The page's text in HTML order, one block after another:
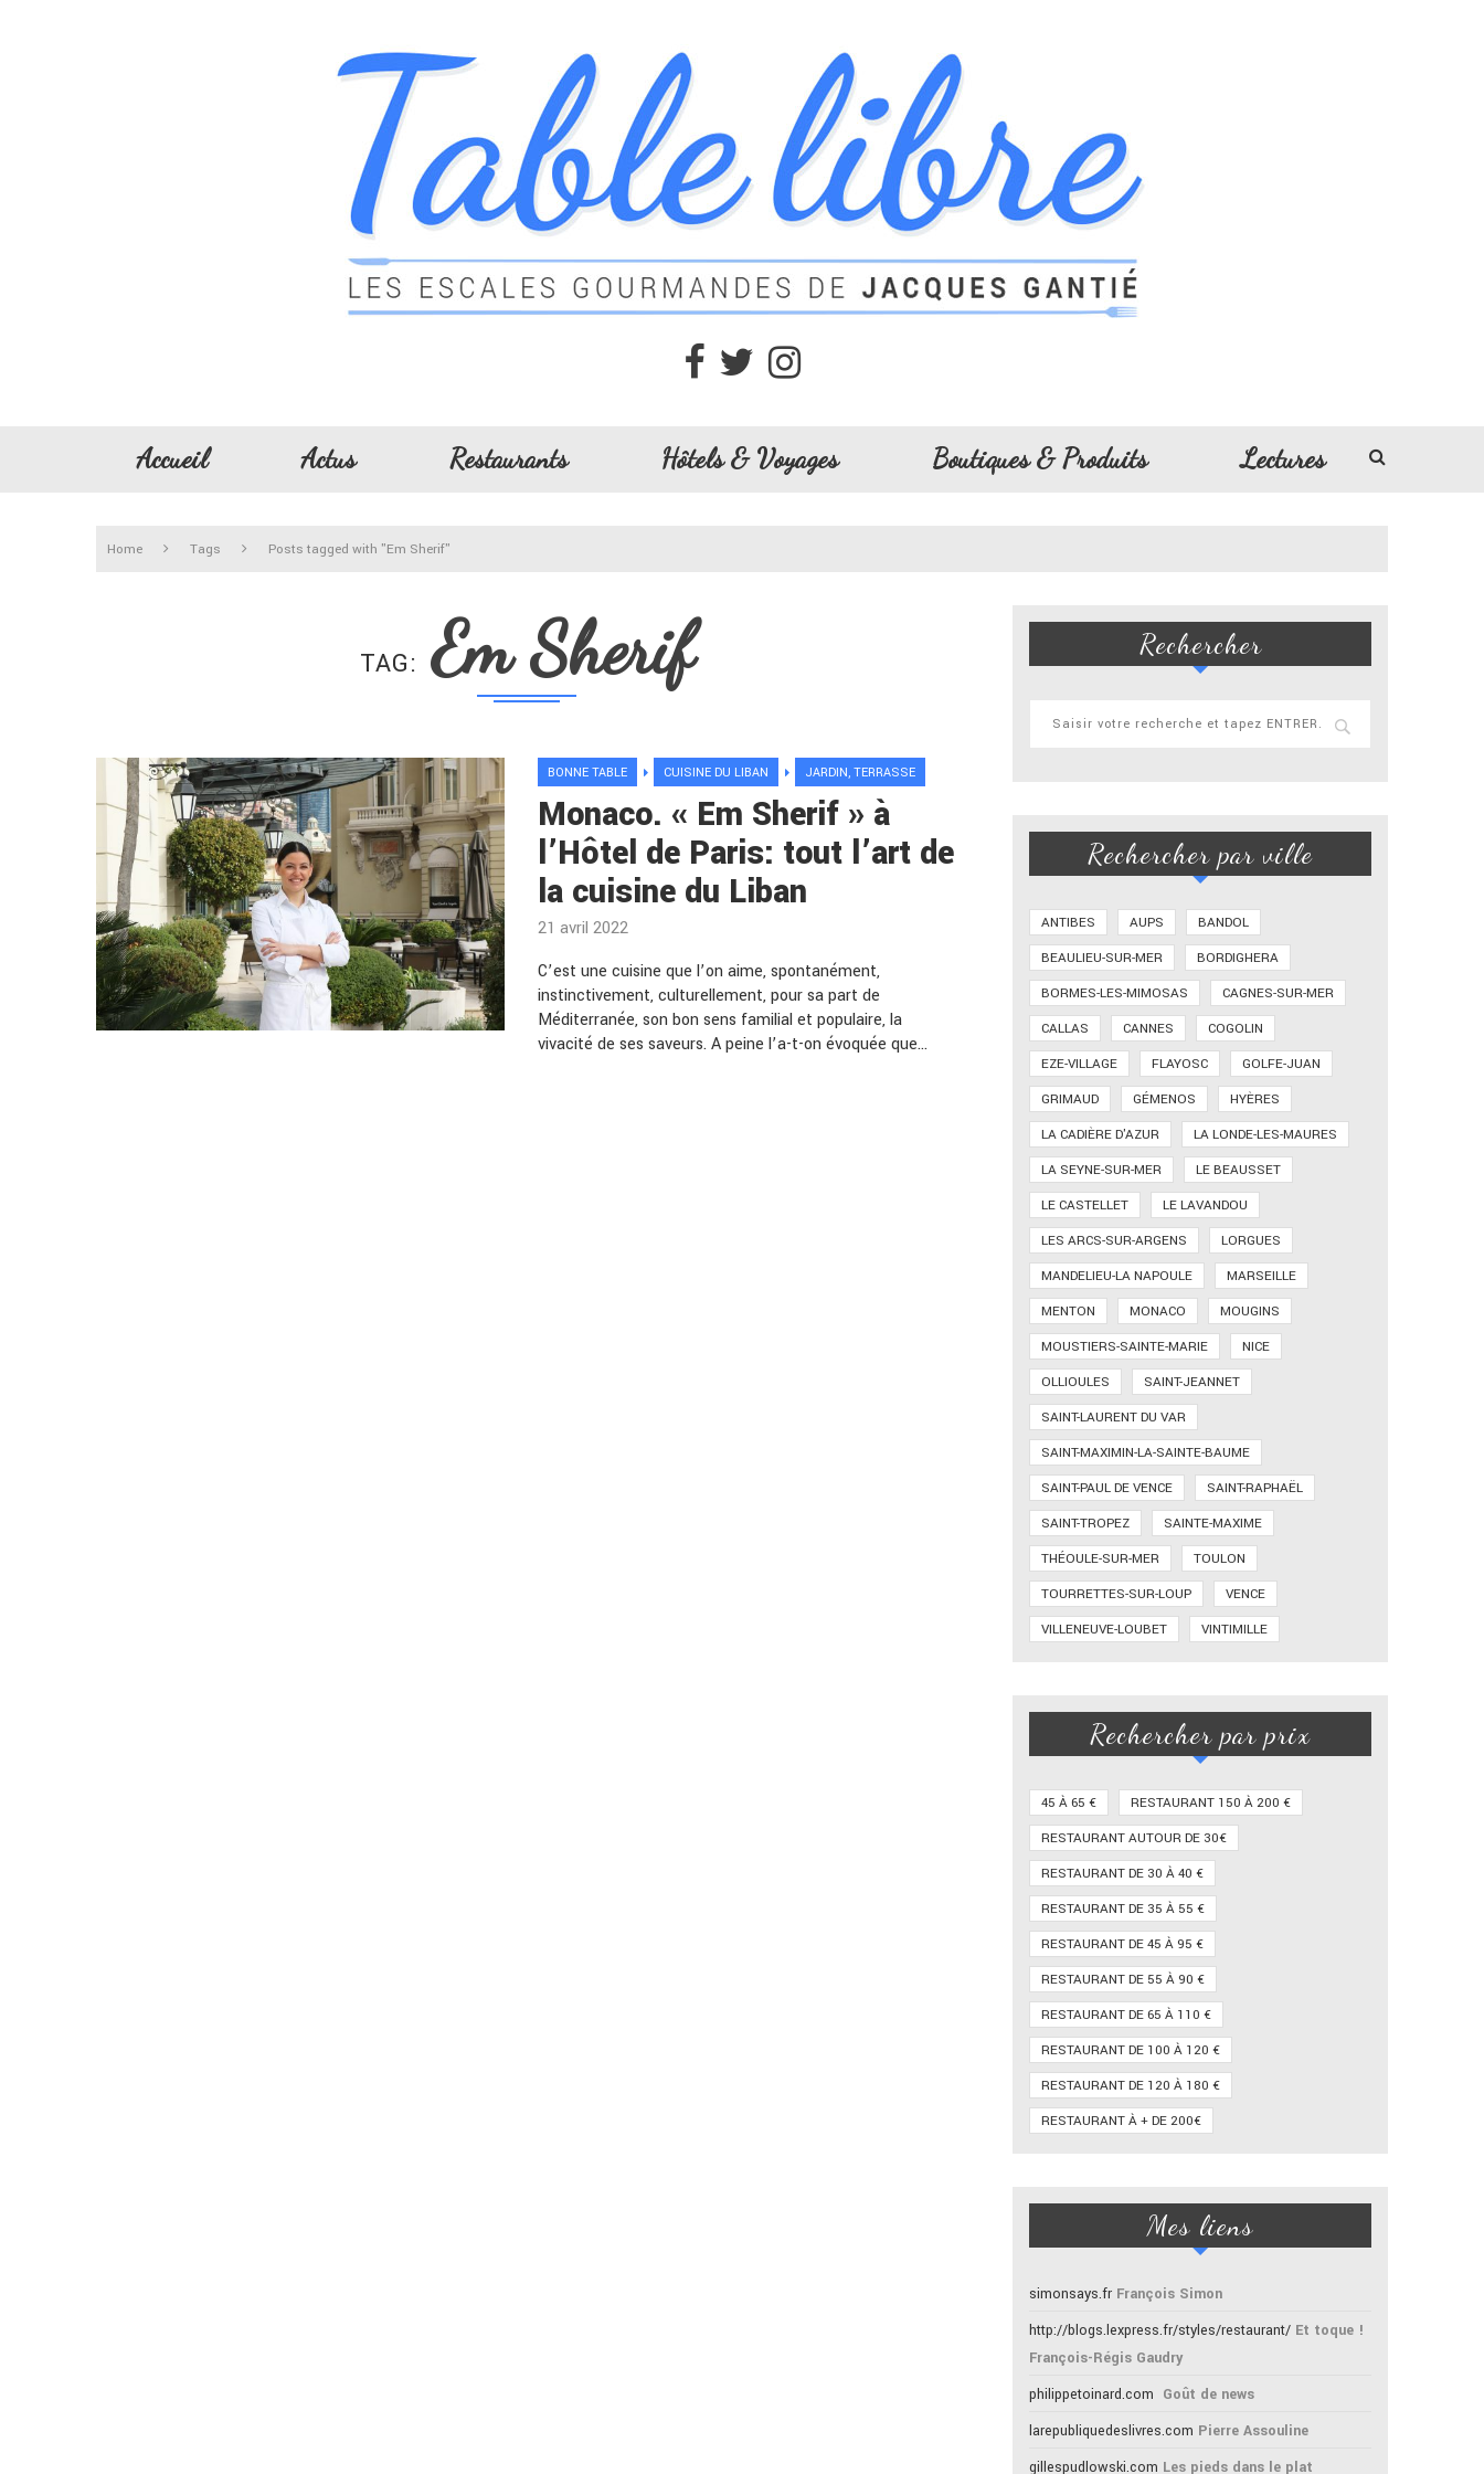
Accueil Actus Restaurants Hôtels & Voyages Boutiques & Produits Lectures
Home Tags Posts tagged with "Em Sherif"
TAG Em Sherif
BONNE TABLE CUISINE DU LIBAN JARDIN, TERRASSE
Monaco. « Em Sherif » à
l’Hôtel de Paris: tout l’art de
la cuisine du Liban
21 avril 2022
C’est une cuisine que l’on aime, spontanément,
instinctivement, culturellement, pour sa part de
Méditerranée, son bon sens familial et populaire, la
vivacité de ses saveurs. A peine l’a-t-on évoquée que…
Rechercher
Rechercher par ville
ANTIBES AUPS
BANDOL
BEAULIEU-SUR-MER
BORDIGHERA
BORMES-LES-MIMOSAS
CAGNES-SUR-MER
CALLAS
CANNES
COGOLIN
EZE-VILLAGE
FLAYOSC
GOLFE-JUAN
GRIMAUD
GÉMENOS
HYÈRES
LA CADIÈRE D'AZUR
LA LONDE-LES-MAURES
LA SEYNE-SUR-MER
LE BEAUSSET
LE CASTELLET
LE LAVANDOU
LES ARCS-SUR-ARGENS
LORGUES
MANDELIEU-LA NAPOULE
MARSEILLE
MENTON
MONACO
MOUGINS
MOUSTIERS-SAINTE-MARIE
NICE
OLLIOULES
SAINT-JEANNET
SAINT-LAURENT DU VAR
SAINT-MAXIMIN-LA-SAINTE-BAUME
SAINT-PAUL DE VENCE
SAINT-RAPHAËL
SAINT-TROPEZ
SAINTE-MAXIME
THÉOULE-SUR-MER
TOULON
TOURRETTES-SUR-LOUP
VENCE
VILLENEUVE-LOUBET
VINTIMILLE
Rechercher par prix
45 À 65 €
RESTAURANT 150 À 200 €
RESTAURANT AUTOUR DE 30€
RESTAURANT DE 30 À 40 €
RESTAURANT DE 35 À 55 €
RESTAURANT DE 45 À 95 €
RESTAURANT DE 55 À 90 €
RESTAURANT DE 65 À 110 €
RESTAURANT DE 100 À 120 €
RESTAURANT DE 120 À 180 €
RESTAURANT À + DE 200€
Mes liens
simonsays.fr François Simon
http://blogs.lexpress.fr/styles/restaurant/ Et toque !
François-Régis Gaudry
philippetoinard.com Goût de news
larepubliquedeslivres.com Pierre Assouline
gillespudlowski.com Les pieds dans le plat